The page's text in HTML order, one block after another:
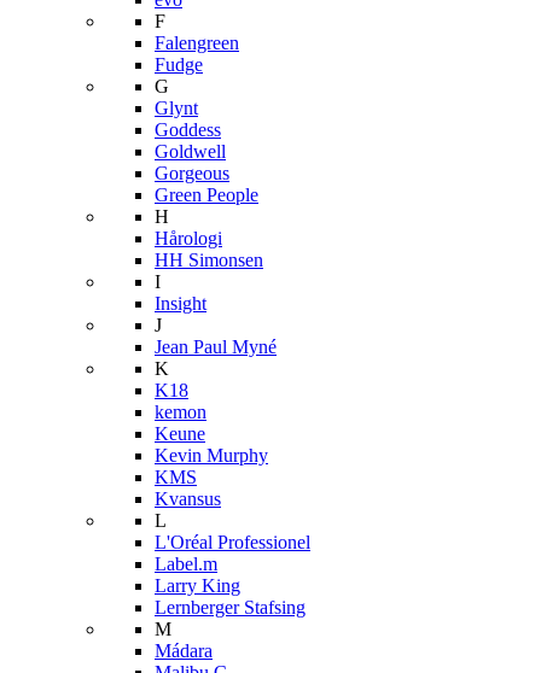
F
Falengreen
Fudge
G
Glynt
Goddess
Goldwell
Gorgeous
Green People
H
Hårologi
HH Simonsen
I
Insight
J
Jean Paul Myné
K
K18
kemon
Keune
Kevin Murphy
KMS
Kvansus
L
L'Oréal Professionel
Label.m
Larry King
Lernberger Stafsing
M
Mádara